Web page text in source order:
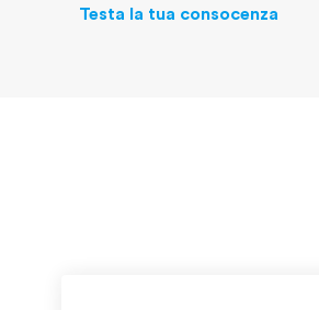
Testa la tua consocenza